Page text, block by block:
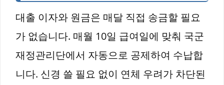
대출 이자와 원금은 매달 직접 송금할 필요
가 없습니다. 매월 10일 급여일에 맞춰 국군
재정관리단에서 자동으로 공제하여 수납합
니다. 신경 쓸 필요 없이 연체 우려가 차단된